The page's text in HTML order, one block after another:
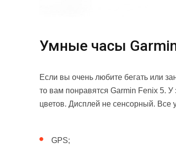
Умные часы
Если вы очень любите бегать или
то вам понравятся Garmin Fenix 5.
цветов. Дисплей не сенсорный. Все
GPS;